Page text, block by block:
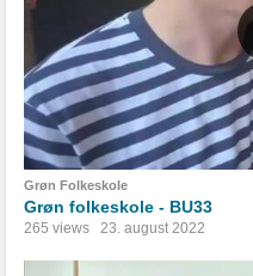
Grøn Folkeskole
Grøn folkeskole - BU33
265 views 23. august 2022